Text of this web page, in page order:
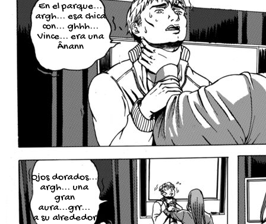
En el parque...
argh... esa chica
con... ghhh...
Vince... era una
Ânann
Ojos dorados...
argh... una
gran
aura...grr...
a su alrededor